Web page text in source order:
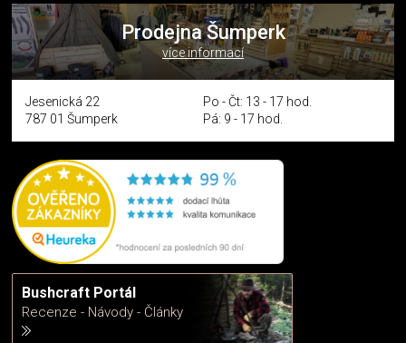
Prodejna Šumperk
více informací
Jesenická 22
787 01 Šumperk
Po - Čt: 13 - 17 hod.
Pá: 9 - 17 hod.
Bushcraft Portál
Recenze - Návody - Články